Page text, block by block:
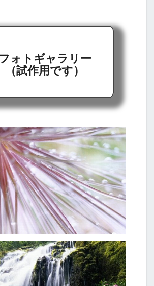
フォトギャラリー
（試作用です）